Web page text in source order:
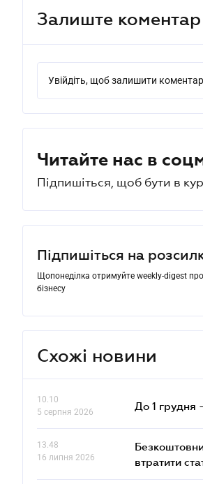
Залиште коментар
Увійдіть, щоб залишити коментар
Читайте нас в
Підпишіться, щоб бути в
Підпишіться на
Щопонеділка отримуйте weekly-digest про
бізнесу
Схожі новини
10.10
5 серпня 2026
До 1 грудня
13.48
16 липня 2026
втратити